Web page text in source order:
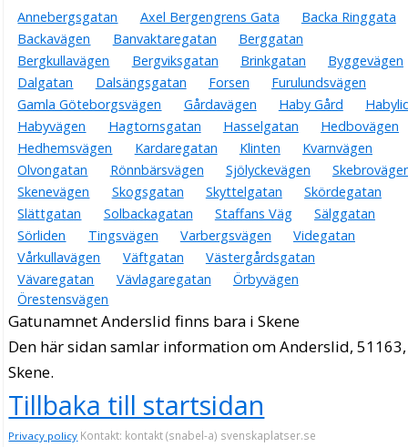
Annebergsgatan Axel Bergengrens Gata
Backa Ringgata
Backavägen
Banvaktaregatan
Berggatan
Bergkullavägen
Bergviksgatan Brinkgatan
Byggevägen
Dalgatan
Dalsängsgatan Forsen
Furulundsvägen
Gamla Göteborgsvägen
Gårdavägen Haby Gård
Habyvägen
Hagtornsgatan Hasselgatan
Hedbovägen
Hedhemsvägen
Kardaregatan Klinten
Kvarnvägen
Olvongatan
Rönnbärsvägen Sjölyckevägen
Skenevägen
Skogsgatan Skyttelgatan
Skördegatan
Slättgatan
Solbackagatan Staffans Väg
Sälggatan
Sörliden
Tingsvägen Varbergsvägen
Videgatan
Vårkullavägen
Väftgatan
Västergårdsgatan
Vävaregatan
Vävlagaregatan
Örbyvägen
Örestensvägen
Gatunamnet Anderslid finns bara i Skene
Den här sidan samlar information om Anderslid, 51163,
Skene.
Tillbaka till startsidan
Privacy policy Kontakt: kontakt (snabel-a) svenskaplatser.se